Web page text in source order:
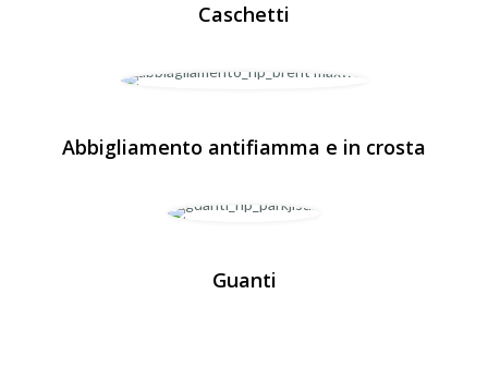
Caschetti
Abbigliamento antifiamma e in crosta
Guanti